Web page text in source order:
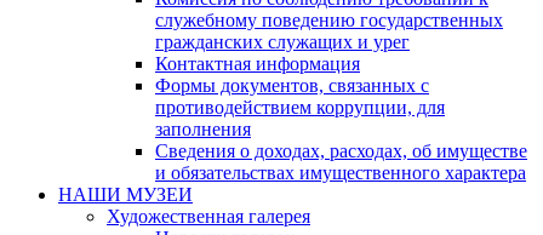
служебному поведению государственных
гражданских служащих и урег
Контактная информация
Формы документов, связанных с
противодействием коррупции, для
заполнения
Сведения о доходах, расходах, об имуществе
и обязательствах имущественного характера
НАШИ МУЗЕИ
Художественная галерея